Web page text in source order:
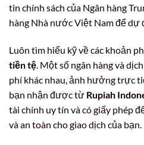
tin chính sách của Ngân hàng
hàng Nhà nước Việt Nam để dự
Luôn tìm hiểu kỹ về các khoản
tiền tệ. Một số ngân hàng và
phí khác nhau, ảnh hưởng trực
bạn nhận được từ Rupiah
tài chính uy tín và có giấy phép
và an toàn cho giao dịch của bạn.